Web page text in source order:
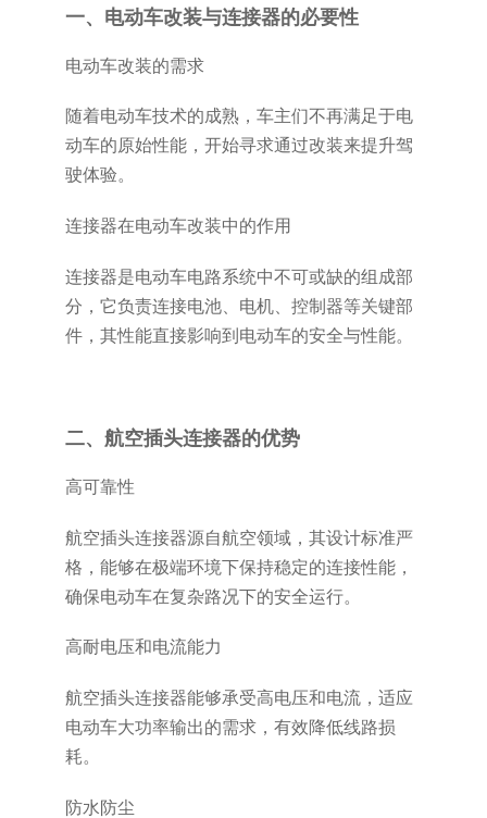
一、电动车改装与连接器的必要性
电动车改装的需求
随着电动车技术的成熟，车主们不再满足于电
动车的原始性能，开始寻求通过改装来提升驾
驶体验。
连接器在电动车改装中的作用
连接器是电动车电路系统中不可或缺的组成部
分，它负责连接电池、电机、控制器等关键部
件，其性能直接影响到电动车的安全与性能。
二、航空插头连接器的优势
高可靠性
航空插头连接器源自航空领域，其设计标准严
格，能够在极端环境下保持稳定的连接性能，
确保电动车在复杂路况下的安全运行。
高耐电压和电流能力
航空插头连接器能够承受高电压和电流，适应
电动车大功率输出的需求，有效降低线路损
耗。
防水防尘